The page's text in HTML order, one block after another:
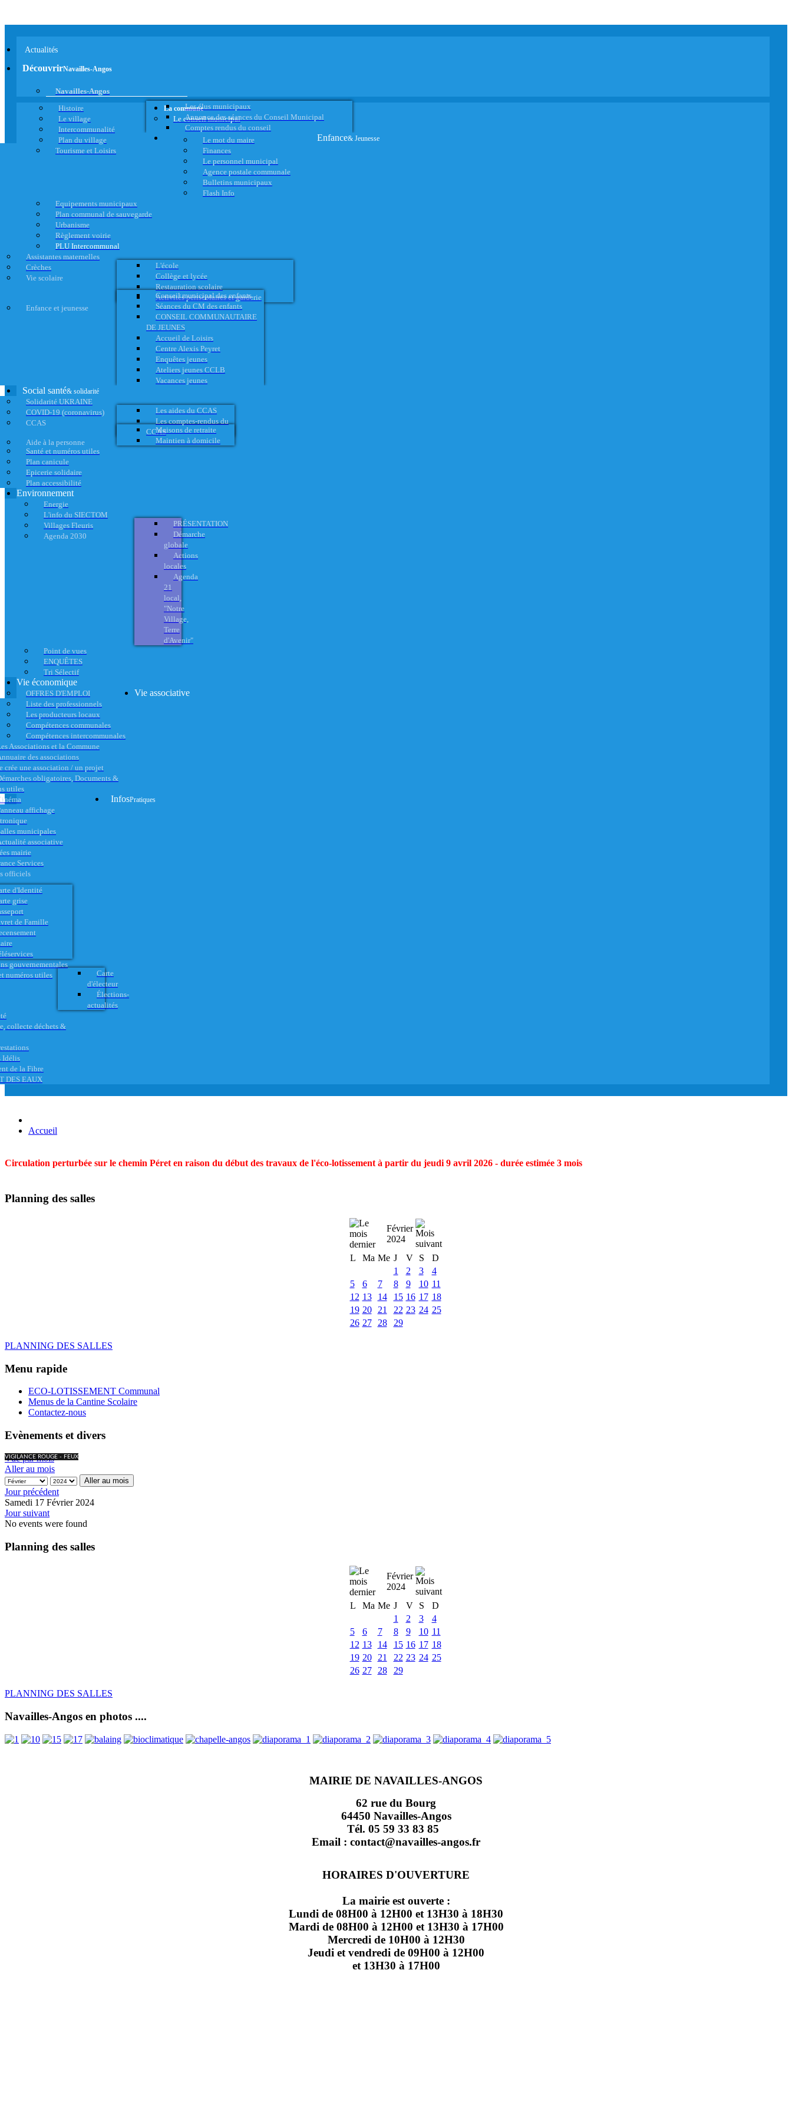
Actualités
DécouvrirNavailles-Angos
Navailles-Angos
Histoire
Le village
Intercommunalité
Plan du village
Tourisme et Loisirs
La commune
Le conseil municipal
Les élus municipaux
Annonce des séances du Conseil Municipal
Comptes rendus du conseil
Le mot du maire
Finances
Le personnel municipal
Agence postale communale
Bulletins municipaux
Flash Info
Equipements municipaux
Plan communal de sauvegarde
Urbanisme
Règlement voirie
PLU Intercommunal
Enfance& Jeunesse
Assistantes maternelles
Crèches
Vie scolaire
L'école
Collège et lycée
Restauration scolaire
Activités périscolaires et garderie
Enfance et jeunesse
Conseil municipal des enfants
Séances du CM des enfants
CONSEIL COMMUNAUTAIRE
DE JEUNES
Accueil de Loisirs
Centre Alexis Peyret
Enquêtes jeunes
Ateliers jeunes CCLB
Vacances jeunes
Social santé& solidarité
Solidarité UKRAINE
COVID-19 (coronavirus)
CCAS
Les aides du CCAS
Les comptes-rendus du
CCAS
Aide à la personne
Maisons de retraite
Maintien à domicile
Santé et numéros utiles
Plan canicule
Epicerie solidaire
Plan accessibilité
Environnement
Energie
L'info du SIECTOM
Villages Fleuris
Agenda 2030
PRÉSENTATION
Démarche
globale
Actions
locales
Agenda
21
local,
"Notre
Village,
Terre
d'Avenir"
Point de vues
ENQUÊTES
Tri Sélectif
Vie économique
OFFRES D'EMPLOI
Liste des professionnels
Les producteurs locaux
Compétences communales
Compétences intercommunales
Vie associative
Associations et la Commune
des associations
crée une association / un projet
obligatoires, Documents &
utiles
affichage
municipales
associative
InfosPratiques
mairie
Services
officiels
d'Identité
grise
de Famille
gouvernementales
numéros utiles
Carte
d'électeur
Élections-
actualités
collecte déchets &
Idélis
de la Fibre
DES EAUX
Accueil
Circulation perturbée sur le chemin Péret en raison du début des travaux de l'éco-lotissement à partir du jeudi 9 avril 2026 - durée estimée 3 mois
Planning des salles
Février
2024
L
Ma Me J V S
D
1
2 3
4
5
6 7 8 9 10 11
12 13 14 15 16 17 18
19 20 21 22 23 24 25
26 27 28 29
PLANNING DES SALLES
Menu rapide
ECO-LOTISSEMENT Communal
Menus de la Cantine Scolaire
Contactez-nous
Evènements et divers
VIGILANCE ROUGE - FEUX
Vue par mois
Aller au mois
Aller au mois
Jour précédent
Samedi 17 Février 2024
Jour suivant
No events were found
Planning des salles
Février
2024
L
Ma Me J V S
D
1
2 3
4
5
6 7 8 9 10 11
12 13 14 15 16 17 18
19 20 21 22 23 24 25
26 27 28 29
PLANNING DES SALLES
Navailles-Angos en photos ....
MAIRIE DE NAVAILLES-ANGOS
62 rue du Bourg
64450 Navailles-Angos
Tél. 05 59 33 83 85
Email : contact@navailles-angos.fr
HORAIRES D'OUVERTURE
La mairie est ouverte :
Lundi de 08H00 à 12H00 et 13H30 à 18H30
Mardi de 08H00 à 12H00 et 13H30 à 17H00
Mercredi de 10H00 à 12H30
Jeudi et vendredi de 09H00 à 12H00
et 13H30 à 17H00